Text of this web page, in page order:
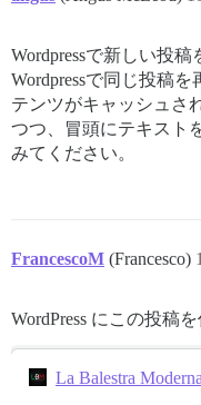
Wordpressで新しい投
Wordpressで同じ投稿
テンツがキャッシュさ
つつ、冒頭にテキスト
みてください。
FrancescoM (Francesco)
WordPress にこの投稿
La Balestra